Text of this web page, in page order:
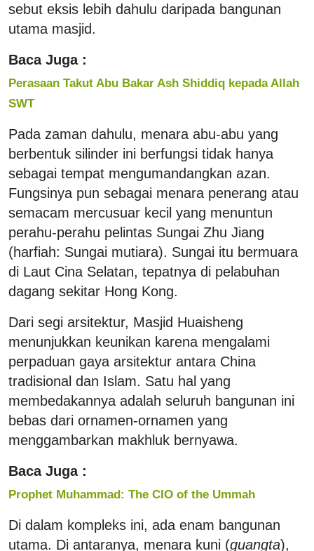
sebut eksis lebih dahulu daripada bangunan
utama masjid.
Baca Juga :
Perasaan Takut Abu Bakar Ash Shiddiq kepada Allah
SWT
Pada zaman dahulu, menara abu-abu yang
berbentuk silinder ini berfungsi tidak hanya
sebagai tempat mengumandangkan azan.
Fungsinya pun sebagai menara penerang atau
semacam mercusuar kecil yang menuntun
perahu-perahu pelintas Sungai Zhu Jiang
(harfiah: Sungai mutiara). Sungai itu bermuara
di Laut Cina Selatan, tepatnya di pelabuhan
dagang sekitar Hong Kong.
Dari segi arsitektur, Masjid Huaisheng
menunjukkan keunikan karena mengalami
perpaduan gaya arsitektur antara China
tradisional dan Islam. Satu hal yang
membedakannya adalah seluruh bangunan ini
bebas dari ornamen-ornamen yang
menggambarkan makhluk bernyawa.
Baca Juga :
Prophet Muhammad: The CIO of the Ummah
Di dalam kompleks ini, ada enam bangunan
utama. Di antaranya, menara kuni (guangta),